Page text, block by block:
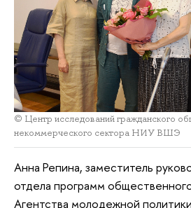
© Центр исследований гражданского
некоммерческого сектора НИУ ВШЭ
Анна Репина, заместитель
отдела программ
Агентства молодежной